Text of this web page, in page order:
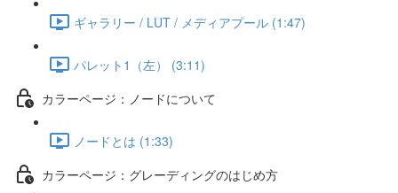
ギャラリー / LUT / メディアプール (1:47)
パレット1（左） (3:11)
カラーページ：ノードについて
ノードとは (1:33)
カラーページ：グレーディングのはじめ方